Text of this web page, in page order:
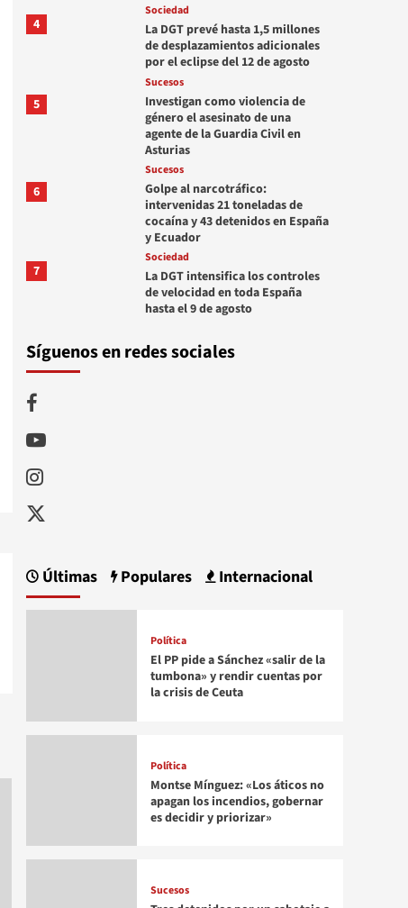
4
Sociedad
La DGT prevé hasta 1,5 millones
de desplazamientos adicionales
por el eclipse del 12 de agosto
5
Sucesos
Investigan como violencia de
género el asesinato de una
agente de la Guardia Civil en
Asturias
6
Sucesos
Golpe al narcotráfico:
intervenidas 21 toneladas de
cocaína y 43 detenidos en España
y Ecuador
7
Sociedad
La DGT intensifica los controles
de velocidad en toda España
hasta el 9 de agosto
Síguenos en redes sociales
Facebook
Youtube
Instagram
Twitter
Últimas Populares Internacional
Política
El PP pide a Sánchez «salir de la
tumbona» y rendir cuentas por
la crisis de Ceuta
Política
Montse Mínguez: «Los áticos no
apagan los incendios, gobernar
es decidir y priorizar»
Sucesos